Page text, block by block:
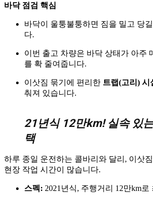
바닥 점검 핵심
바닥이 울퉁불퉁하면 짐을 밀고 당
다.
이번 출고 차량은 바닥 상태가 아주
를 확 줄여줍니다.
이삿짐 묶기에 편리한 트랩(고리) 시
춰져 있습니다.
21년식 12만km! 실속 있
택
하루 종일 운전하는 콜바리와 달리, 이삿
현장 작업 시간이 많습니다.
스펙: 2021년식, 주행거리 12만km